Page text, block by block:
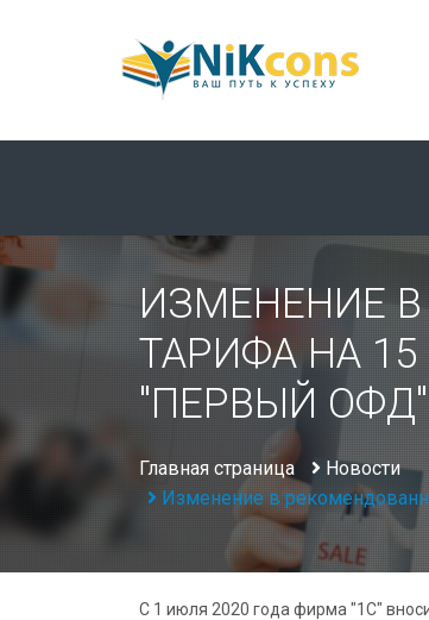
ИЗМЕНЕНИЕ
ТАРИФА НА
"ПЕРВЫЙ ОФД"
Главная страница
Новости
Изменение в
С 1 июля 2020 года фирма "1С"